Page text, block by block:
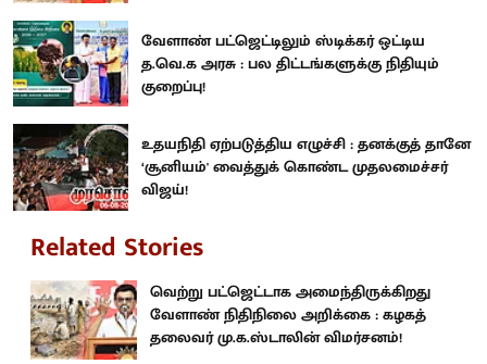
வேளாண் பட்ஜெட்டிலும் ஸ்டிக்கர் ஒட்டிய
த.வெ.க அரசு : பல திட்டங்களுக்கு நிதியும்
குறைப்பு!
உதயநிதி ஏற்படுத்திய எழுச்சி : தனக்குத் தானே
‘சூனியம்' வைத்துக் கொண்ட முதலமைச்சர்
விஜய்!
Related Stories
வெற்று பட்ஜெட்டாக அமைந்திருக்கிறது
வேளாண் நிதிநிலை அறிக்கை : கழகத்
தலைவர் மு.க.ஸ்டாலின் விமர்சனம்!